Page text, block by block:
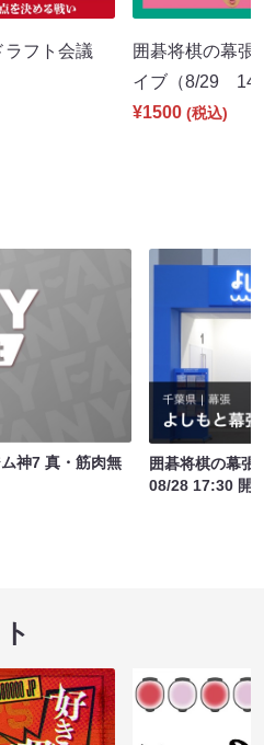
ラフト会議
囲碁将棋の幕張
イブ（8/29
¥1500 (税込)
神7 真・筋肉無
囲碁将棋の幕張
08/28 17:30 開